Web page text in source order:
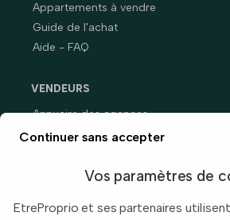
Appartements à vendre
Guide de l'achat
Aide - FAQ
VENDEURS
Annuaire des agences
Prix immobiliers en France
Continuer sans accepter
Vos paramètres de
EtreProprio et ses partenaires